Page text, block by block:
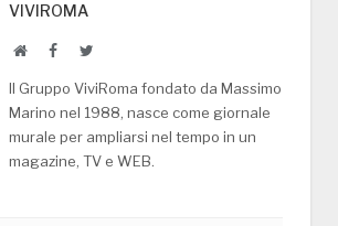
VIVIROMA
WebsiteFacebookTwitter
Il Gruppo ViviRoma fondato da Massimo
Marino nel 1988, nasce come giornale
murale per ampliarsi nel tempo in un
magazine, TV e WEB.